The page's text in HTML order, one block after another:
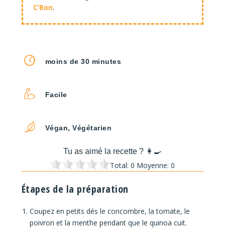
C’Bon.
moins de 30 minutes
Facile
Végan, Végétarien
Tu as aimé la recette ? 👩‍🍳
Total:0 Moyenne:0
Étapes de la préparation
Coupez en petits dés le concombre, la tomate, le
poivron et la menthe pendant que le quinoa cuit.